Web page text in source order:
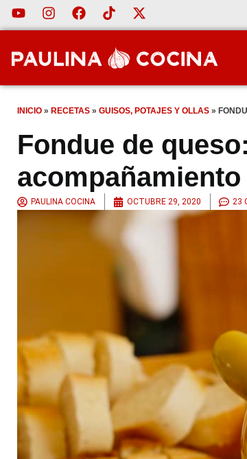
INICIO » RECETAS » GUISOS, POTAJES Y OLLAS »
Fondue de
acompañamiento
PAULINA COCINA OCTUBRE 29, 2020 23